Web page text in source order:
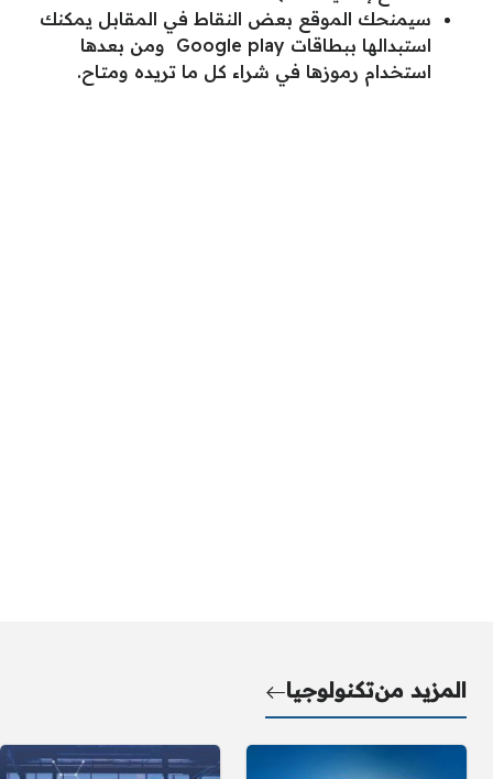
سيمنحك الموقع بعض النقاط في المقابل يمكنك
استبدالها ببطاقات Google play ومن بعدها
استخدام رموزها في شراء كل ما تريده ومتاح.
المزيد منتكنولوجيا